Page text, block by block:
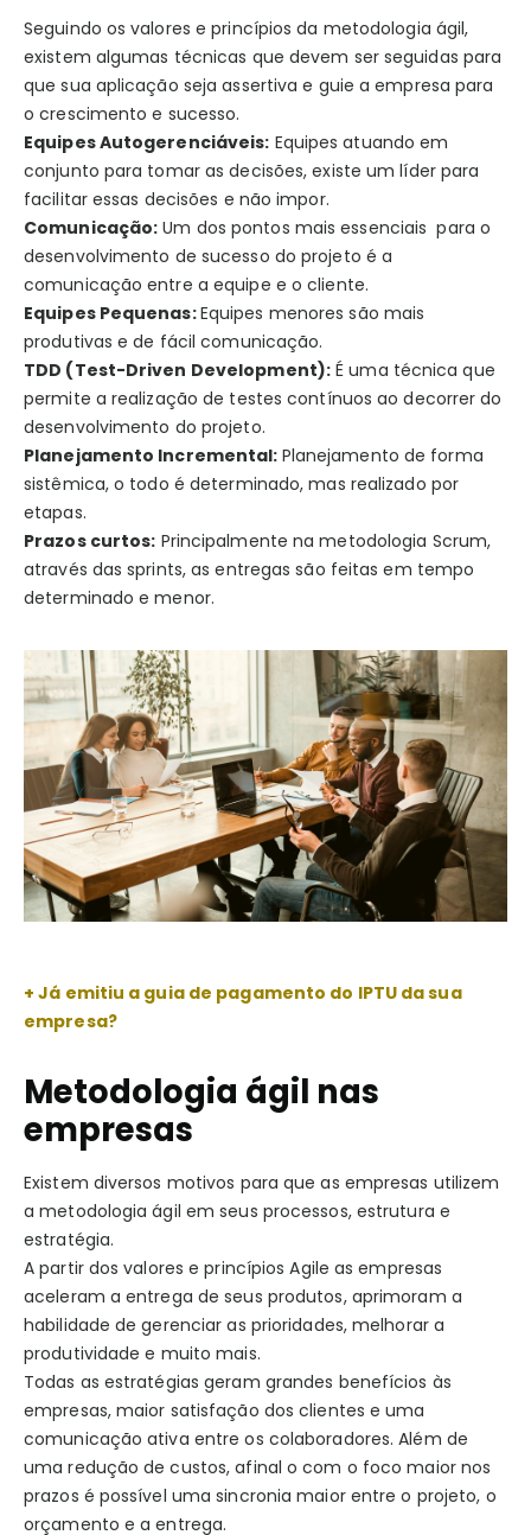
Seguindo os valores e princípios da metodologia ágil,
existem algumas técnicas que devem ser seguidas para
que sua aplicação seja assertiva e guie a empresa para
o crescimento e sucesso.
Equipes Autogerenciáveis: Equipes atuando em
conjunto para tomar as decisões, existe um líder para
facilitar essas decisões e não impor.
Comunicação: Um dos pontos mais essenciais para o
desenvolvimento de sucesso do projeto é a
comunicação entre a equipe e o cliente.
Equipes Pequenas:Equipes menores são mais
produtivas e de fácil comunicação.
TDD (Test-Driven Development): É uma técnica que
permite a realização de testes contínuos ao decorrer do
desenvolvimento do projeto.
Planejamento Incremental: Planejamento de forma
sistêmica, o todo é determinado, mas realizado por
etapas.
Prazos curtos: Principalmente na metodologia Scrum,
através das sprints, as entregas são feitas em tempo
determinado e menor.
+ Já emitiu a guia de pagamento do IPTU da sua
empresa?
Metodologia ágil nas
empresas
Existem diversos motivos para que as empresas utilizem
a metodologia ágil em seus processos, estrutura e
estratégia.
A partir dos valores e princípios Agile as empresas
aceleram a entrega de seus produtos, aprimoram a
habilidade de gerenciar as prioridades, melhorar a
produtividade e muito mais.
Todas as estratégias geram grandes benefícios às
empresas, maior satisfação dos clientes e uma
comunicação ativa entre os colaboradores. Além de
uma redução de custos, afinal o com o foco maior nos
prazos é possível uma sincronia maior entre o projeto, o
orçamento e a entrega.